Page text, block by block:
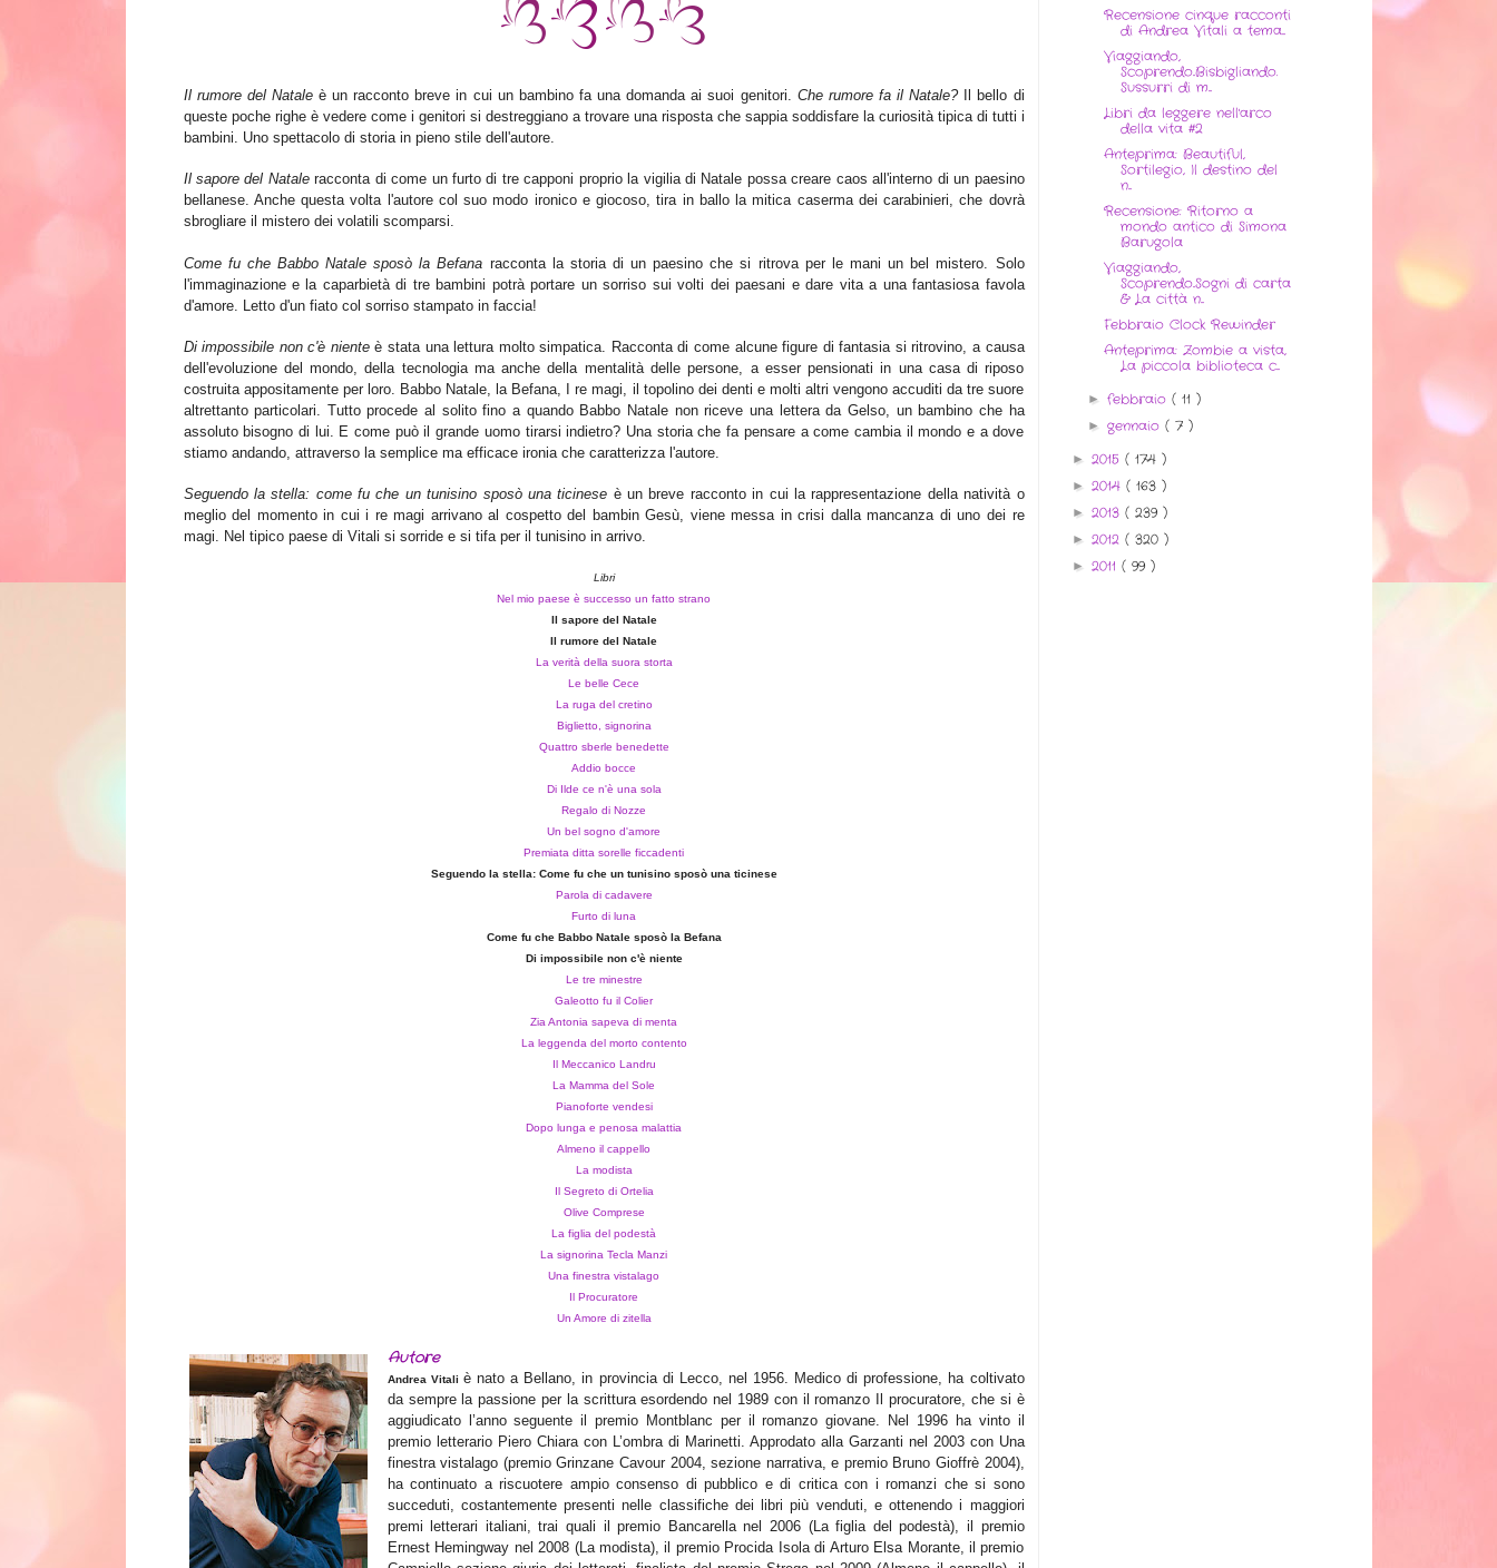
Il rumore del Nataleè un racconto breve in cui un bambino fa una domanda ai suoi genitori. Che rumore fa il Natale?Il bello di
queste poche righe è vedere come i genitori si destreggiano a trovare una risposta che sappia soddisfare la curiosità tipica di tutti i
bambini. Uno spettacolo di storia in pieno stile dell'autore.
Il sapore del Natale racconta dicome un furto di tre capponi proprio la vigilia di Natale possa creare caos all'interno di un paesino
bellanese. Anc he questa vo lta l'autore col suo modo ironico e giocoso, tira in ballo la mitica caserma dei carabinieri,che dovrà
sbrogliare il mistero dei volatili scomparsi.
Come fu che Babbo Natale sposò la Befana racconta la storia di un paesino che si ritrova per le mani un bel mistero. Solo
l'immaginazione e la caparbietà di tre bambini potrà portare un sorriso sui volti dei paesani e dare vita a una fantasiosa favola
d'amore. Letto d'un fiato col sorriso stampato in faccia!
Di impossibile non c'è nienteè stata una lettura molto simpatica. Racconta di come alcune figure di fantasia si ritrovino, a causa
dell'evoluzione del mondo, della tecnologia ma anche della mentalità delle persone, a esser pensionati in una casa di riposo
costruita appositamente per loro. Babbo Natale, la Befana, I re magi, il topolino dei denti e molti altri vengono accuditi da tre suore
altrettanto particolari. Tutto procede al solito fino a quando Babbo Natale non riceve una lettera da Gelso, un bambino che ha
assoluto bisogno di lui. E come può il grande uomo tirarsi indietro? Una storia che fa pensare a come cambia il mondo e a dove
stiamo andando, attraverso la semplice ma efficaceironia che caratterizza l'autore.
Seguendo la stella: come fu che un tunisino sposò una ticinese è un breve racconto in cui la rappresentazione della natività o
meglio del momento in cui i re magi arrivano al cospetto del bambinGesù, viene messa in crisi dalla mancanza di uno dei re
magi. Nel tipico paese di Vitali si sorride e si tifa per il tunisino in arrivo.
Libri
Nel mio paese è successo un fatto strano
Il sapore del Natale
Il rumore del Natale
La verità della suora storta
Le belle Cece
La ruga del cretino
Biglietto, signorina
Quattro sberle benedette
Addio bocce
Di Ilde ce n'è una sola
Regalo di Nozze
Un bel sogno d'amore
Premiata ditta sorelle ficcadenti
Seguendo la stella: Come fu che un tunisino sposò una ticinese
Parola di cadavere
Furto di luna
Come fu che Babbo Natale sposò la Befana
Di impossibile non c'è niente
Le tre minestre
Galeotto fu il Colier
Zia Antonia sapeva di menta
La leggenda del morto contento
Il Meccanico Landru
La Mamma del Sole
Pianoforte vendesi
Dopo lunga e penosa malattia
Almeno il cappello
La modista
Il Segreto di Ortelia
Olive Comprese
La figlia del podestà
La signorina Tecla Manzi
Una finestra vistalago
Il Procuratore
Un Amore di zitella
Autore
Andrea Vitali è nato a Bellano, in provincia di Lecco, nel 1956. Medico di professione, ha coltivato
da sempre la passione per la scrittura esordendo nel 1989 con il romanzo Il procuratore, che si è
aggiudicato l’anno seguente il premio Montblanc per il romanzo giovane. Nel 1996 ha vinto il
premio letterario Piero Chiara con L’ombra di Marinetti. Approdato alla Garzanti nel 2003 con Una
finestra vistalago (premio Grinzane Cavour 2004, sezione narrativa, e premio Bruno Gioffrè 2004),
ha continuato a riscuotere ampio consenso di pubblico e di critica con i romanzi che si sono
succeduti, costantemente presenti nelle classifiche dei libri più venduti, e ottenendo i maggiori
premi letterari italiani, trai quali il premio Bancarella nel 2006 (La figlia del podestà), il premio
Ernest Hemingway nel 2008 (La modista), il premio Procida Isola di Arturo Elsa Morante, il premio
Recensione cinque racconti
di Andrea Vitali a tema...
Viaggiando,
Scoprendo..Bisbigliando.
Sussurri di m...
Libri da leggere nell'arco
della vita #2
Anteprima: Beautiful,
Sortilegio, Il destino del
n...
Recensione: Ritorno a
mondo antico di Simona
Barugola
Viaggiando,
Scoprendo..Sogni di carta
& La città n...
Febbraio Clock Rewinder
Anteprima: Zombie a vista,
La piccola biblioteca c...
► febbraio ( 11 )
► gennaio ( 7 )
► 2015 ( 174 )
► 2014 ( 163 )
► 2013 ( 239 )
► 2012 ( 320 )
► 2011 ( 99 )